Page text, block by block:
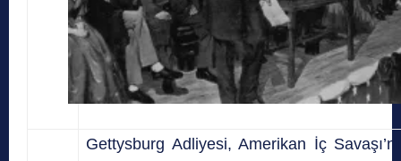
Gettysburg Adliyesi, Amerikan İç